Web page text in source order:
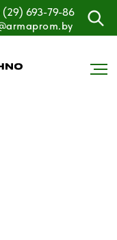
(29) 693-79-86
86